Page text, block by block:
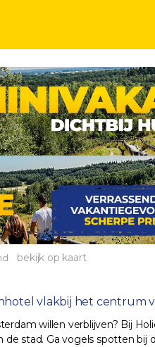
Amsterdam
bekijk op kaart
vlakbij het centrum
willen verblijven? Bij
stad. Ga vogels spotten bij